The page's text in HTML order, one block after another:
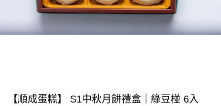
【順成蛋糕】 S1中秋月餅禮盒｜綠豆椪 6入